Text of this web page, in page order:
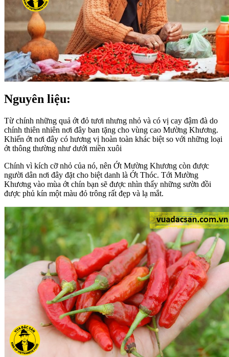
Nguyên liệu:
Từ chính những quả ớt đỏ tươi nhưng nhỏ và có vị cay đậm đà do
chính thiên nhiên nơi đây ban tặng cho vùng cao Mường Khương.
Khiến ớt nơi đây có hương vị hoàn toàn khác biệt so với những loại
ớt thông thường như dưới miền xuôi
Chính vì kích cỡ nhỏ của nó, nên Ớt Mường Khương còn được
người dân nơi đây đặt cho biệt danh là Ớt Thóc. Tới Mường
Khương vào mùa ớt chín bạn sẽ được nhìn thấy những sườn đồi
được phủ kín một màu đỏ trông rất đẹp và lạ mắt.